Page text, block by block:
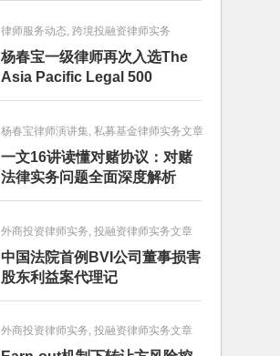
律师服务动态, 跨境投融资律师实务
杨春宝一级律师再次入选The
Asia Pacific Legal 500
杨春宝律师演讲集, 私募基金律师实务文章
一文16讲读懂对赌协议：对赌
法律实务问题全面深度解析
外商投资律师实务, 投融资律师实务文章
中国法院首例BVI公司董事损害
股东利益案代理记
外商投资律师实务, 投融资律师实务文章